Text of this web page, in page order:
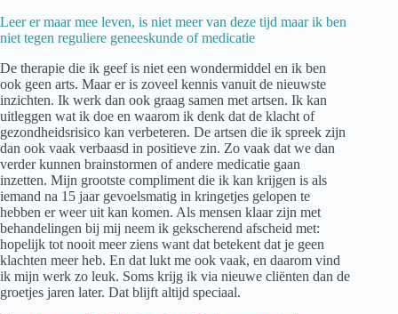
Leer er maar mee leven, is niet meer van deze tijd maar ik ben
niet tegen reguliere geneeskunde of medicatie
De therapie die ik geef is niet een wondermiddel en ik ben
ook geen arts. Maar er is zoveel kennis vanuit de nieuwste
inzichten. Ik werk dan ook graag samen met artsen. Ik kan
uitleggen wat ik doe en waarom ik denk dat de klacht of
gezondheidsrisico kan verbeteren. De artsen die ik spreek zijn
dan ook vaak verbaasd in positieve zin. Zo vaak dat we dan
verder kunnen brainstormen of andere medicatie gaan
inzetten. Mijn grootste compliment die ik kan krijgen is als
iemand na 15 jaar gevoelsmatig in kringetjes gelopen te
hebben er weer uit kan komen. Als mensen klaar zijn met
behandelingen bij mij neem ik gekscherend afscheid met:
hopelijk tot nooit meer ziens want dat betekent dat je geen
klachten meer heb. En dat lukt me ook vaak, en daarom vind
ik mijn werk zo leuk. Soms krijg ik via nieuwe cliënten dan de
groetjes jaren later. Dat blijft altijd speciaal.